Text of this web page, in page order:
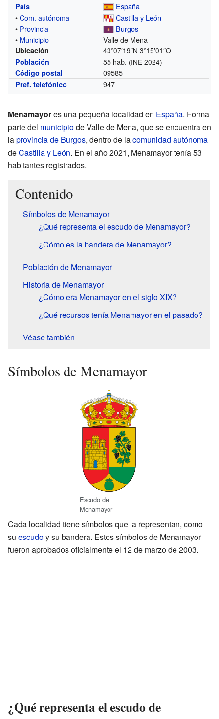
País
España
•Com. autónoma
Castilla y León
• Provincia
Burgos
• Municipio Valle de Mena
Ubicación 43°07′19″N 3°15′01″O
Población
55 hab. (INE 2024)
Código postal
09585
Pref. telefónico 947
Menamayores una pequeña localidad en España. Forma
parte del municipiode Valle de Mena, que se encuentra en
laprovincia de Burgos, dentro de lacomunidad autónoma
deCastilla y León. En el año 2021, Menamayor tenía 53
habitantes registrados.
Contenido
Símbolos de Menamayor
¿Qué representa el escudo de Menamayor?
¿Cómo es la bandera de Menamayor?
Población de Menamayor
Historia de Menamayor
¿Cómo era Menamayor en el siglo XIX?
¿Qué recursos tenía Menamayor en el pasado?
Véase también
Símbolos de Menamayor
Escudo de
Menamayor
Cada localidad tiene símbolos que la representan, como
su escudoy su bandera. Estos símbolos de Menamayor
fueron aprobados oficialmente el 12 de marzo de 2003.
¿Qué representa el escudo de